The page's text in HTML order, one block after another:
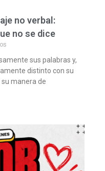
no verbal:
no se dice
sus palabras y,
distinto con su
manera de